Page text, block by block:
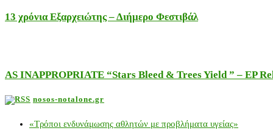
13 χρόνια Εξαρχειώτης – Διήμερο Φεστιβάλ
AS INAPPROPRIATE “Stars Bleed & Trees Yield ” – EP
nosos-notalone.gr
«Τρόποι ενδυνάμωσης αθλητών με προβλήματα υγείας»